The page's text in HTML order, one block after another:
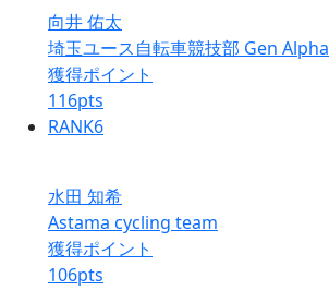
向井 佑太
埼玉ユース自転車競技部 Gen Alpha
獲得ポイント
116pts
RANK6
水田 知希
Astama cycling team
獲得ポイント
106pts